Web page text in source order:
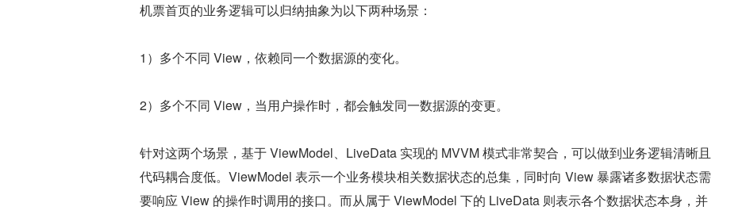
机票首页的业务逻辑可以归纳抽象为以下两种场景：
1）多个不同 View，依赖同一个数据源的变化。
2）多个不同 View，当用户操作时，都会触发同一数据源的变更。
针对这两个场景，基于 ViewModel、LiveData 实现的 MVVM 模式非常契合，可以做到业务逻辑清晰且
代码耦合度低。ViewModel 表示一个业务模块相关数据状态的总集，同时向 View 暴露诸多数据状态需
要响应 View 的操作时调用的接口。而从属于 ViewModel 下的 LiveData 则表示各个数据状态本身，并